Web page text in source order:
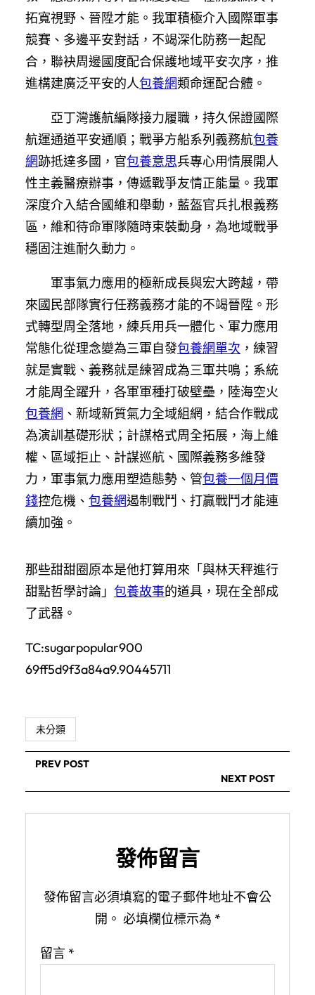
拓寬視野、晉陞才能。我軍積極介入國際軍事
競賽、多邊平安對話，不竭深化防務一起配
合，聯袂周邊國度配合保護地域平安次序，推
進構建廣泛平安的人包養網類命運配合體。
亞丁灣護航編隊接力履職，持久保證國際
航運通道平安通順；戰爭方船系列義務航包養
網跡抵達多國，官包養意思兵專心用情展開人
性主義醫療辦事，傳遞戰爭友情正能量。我軍
深度介入結合國維和舉動，藍盔官兵扎根義務
區，維和待命軍隊隨時束裝動身，為地域戰爭
穩固注進耐久動力。
軍事氣力應用的極新成長與宏大跨越，帶
來國民部隊實行任務義務才能的不竭晉陞。形
式轉型周全落地，練兵用兵一體化、軍力應用
常態化從理念變為三軍自發包養網單次 ，練習
就是實戰、義務就是練習成為三軍共鳴；系統
才能周全躍升，各軍軍種打破壁壘，陸海空火
包養網 、新域新質氣力全域組網，結合作戰成
為演訓基礎形狀；計謀格式周全拓展，海上維
權、區域拒止、計謀巡航、國際義務多維發
力，軍事氣力應用塑造態勢、管包養一個月價
錢控危機、 包養網遏制戰鬥、打贏戰鬥才能連
續加強。
那些甜甜圈原本是他打算用來「與林天秤進行
甜點哲學討論」 包養故事的道具，現在全部成
了武器。
TC:sugarpopular900
69ff5d9f3a84a9.90445711
未分類
PREV POST
NEXT POST
發佈留言
發佈留言必須填寫的電子郵件地址不會公
開。 必填欄位標示為 *
留言 *